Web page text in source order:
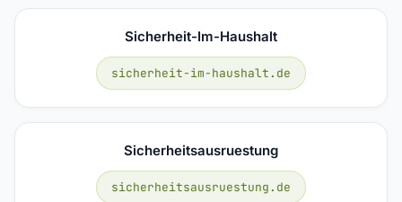
Sicherheit-Im-Haushalt
sicherheit-im-haushalt.de
Sicherheitsausruestung
sicherheitsausruestung.de